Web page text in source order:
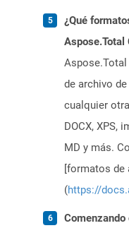
¿Qué
Aspose.Total
de archivo
cualquier
DOCX, XPS,
MD y más.
[formatos de
(https://
Comenzando